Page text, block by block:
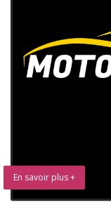
En savoir plus +